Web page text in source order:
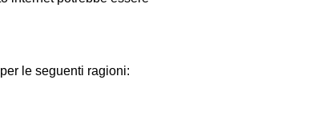
le seguenti ragioni: